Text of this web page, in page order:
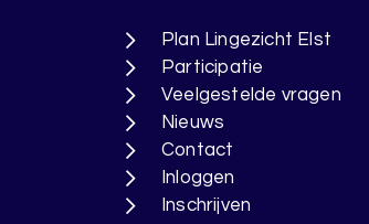
Plan Lingezicht Elst
Participatie
Veelgestelde vragen
Nieuws
Contact
Inloggen
Inschrijven